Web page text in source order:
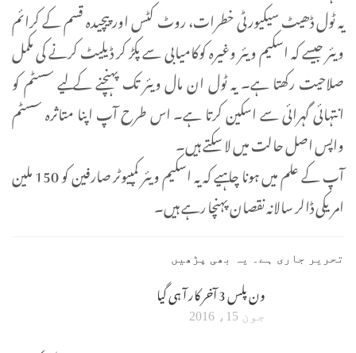
یہ ٹول ڈھیٹ سیکیورٹی خطرات، روٹ کٹس اور پیچیدہ قسم کے کرائم
ویئر جیسے کہ اسکیم ویئر وغیرہ کوکامیابی سے پکڑ کر ڈیلیٹ کرنے کی مکمل
صلاحیت رکھتا ہے۔ یہ ٹول ان مال ویئر تک پہنچنے کے لیے سسٹم کو
انتہائی گہرائی سے اسکین کرتا ہے۔ اس طرح آپ اپنا متاثرہ سسٹم
واپس اصل حالت میں لا سکتے ہیں۔
آپ کے علم میں ہونا چاہیے کہ یہ اسکیم ویئر کمپیوٹر صارفین کو 150 ملین
امریکی ڈالر سالانہ نقصان پہنچا رہے ہیں۔
تحریر جاری ہے۔ یہ بھی پڑھیں
ون پلس 3 آخر کار آ ہی گیا
جون 15، 2016